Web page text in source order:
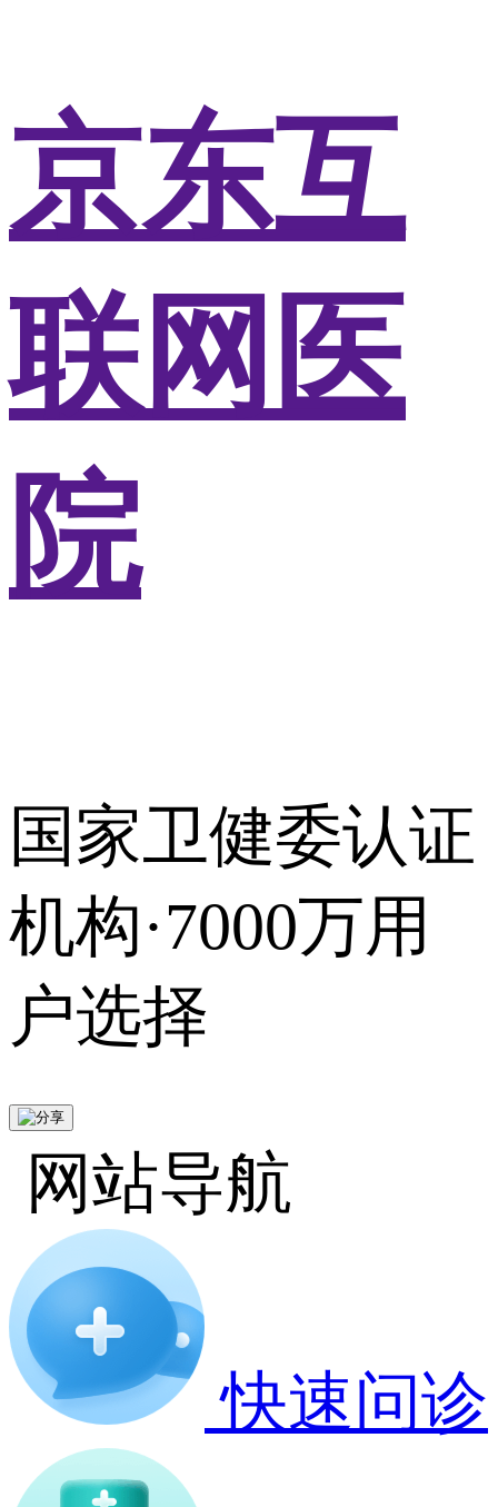
京东互
联网医
院
国家卫健委认证
机构·7000万用
户选择
网站导航
快速问诊